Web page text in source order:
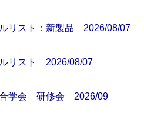
リスト：新製品 2026/08/07
リスト 2026/08/07
合学会 研修会 2026/09